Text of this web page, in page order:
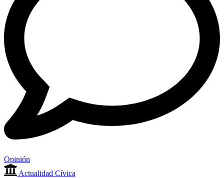
Opinión
Actualidad Cívica